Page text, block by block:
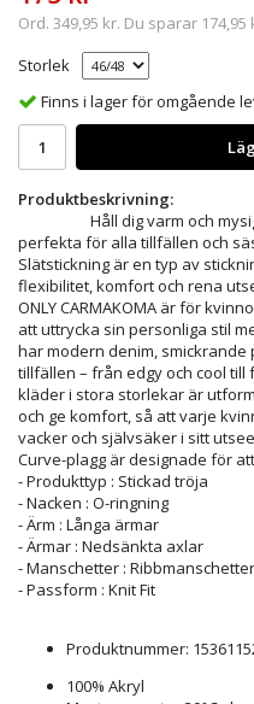
Ord. 349,95 kr. Du sparar 174,95
Storlek
Finns i lager för omgående
Produktbeskrivning:
Håll dig varm och mysig
perfekta för alla tillfällen och
Slätstickning är en typ av
flexibilitet, komfort och rena
ONLY CARMAKOMA är för
att uttrycka sin personliga stil
har modern denim,
tillfällen – från edgy och cool
kläder i stora storlekar är
och ge komfort, så att varje
vacker och självsäker i sitt
Curve-plagg är designade för
- Produkttyp : Stickad tröja
- Nacken : O-ringning
- Ärm : Långa ärmar
- Ärmar : Nedsänkta axlar
- Manschetter : Ribbmanschetter
- Passform : Knit Fit
Produktnummer:
100% Akryl